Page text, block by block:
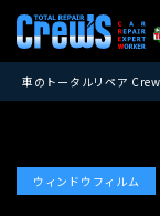
車のトータルリペア
ウィンドウフィルム